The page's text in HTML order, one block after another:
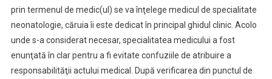
prin termenul de medic(ul) se va înţelege medicul de specialitate
neonatologie, căruia îi este dedicat în principal ghidul clinic. Acolo
unde s-a considerat necesar, specialitatea medicului a fost
enunţată în clar pentru a fi evitate confuziile de atribuire a
responsabilităţii actului medical. După verificarea din punctul de